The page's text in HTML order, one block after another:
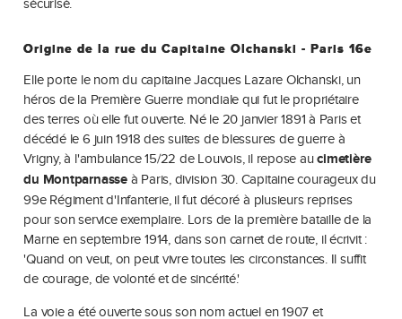
sécurisé.
Origine de la rue du Capitaine Olchanski - Paris 16e
Elle porte le nom du capitaine Jacques Lazare Olchanski, un
héros de la Première Guerre mondiale qui fut le propriétaire
des terres où elle fut ouverte. Né le 20 janvier 1891 à Paris et
décédé le 6 juin 1918 des suites de blessures de guerre à
Vrigny, à l'ambulance 15/22 de Louvois, il repose aucimetière
du Montparnasseà Paris, division 30. Capitaine courageux du
99e Régiment d'Infanterie, il fut décoré à plusieurs reprises
pour son service exemplaire. Lors de la première bataille de la
Marne en septembre 1914, dans son carnet de route, il écrivit :
'Quand on veut, on peut vivre toutes les circonstances. Il suffit
de courage, de volonté et de sincérité.'
La voie a été ouverte sous son nom actuel en 1907 et